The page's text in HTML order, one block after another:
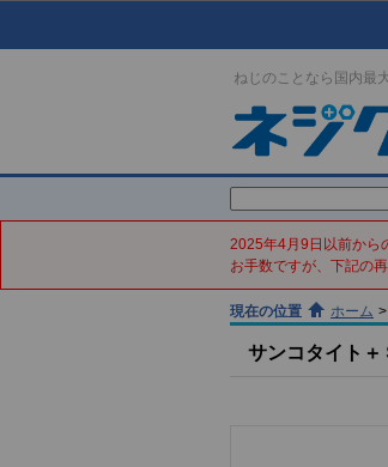
ねじのことなら国内最
2025年4月9日以前から
お手数ですが、下記の
現在の位置 ホーム >
サンコタイト＋